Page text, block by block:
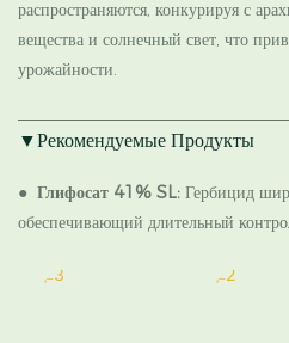
распространяются, конкурируя с
вещества и солнечный свет, что
урожайности.
▼Рекомендуемые Продукты
● Глифосат 41% SL: Гербицид
обеспечивающий длительный